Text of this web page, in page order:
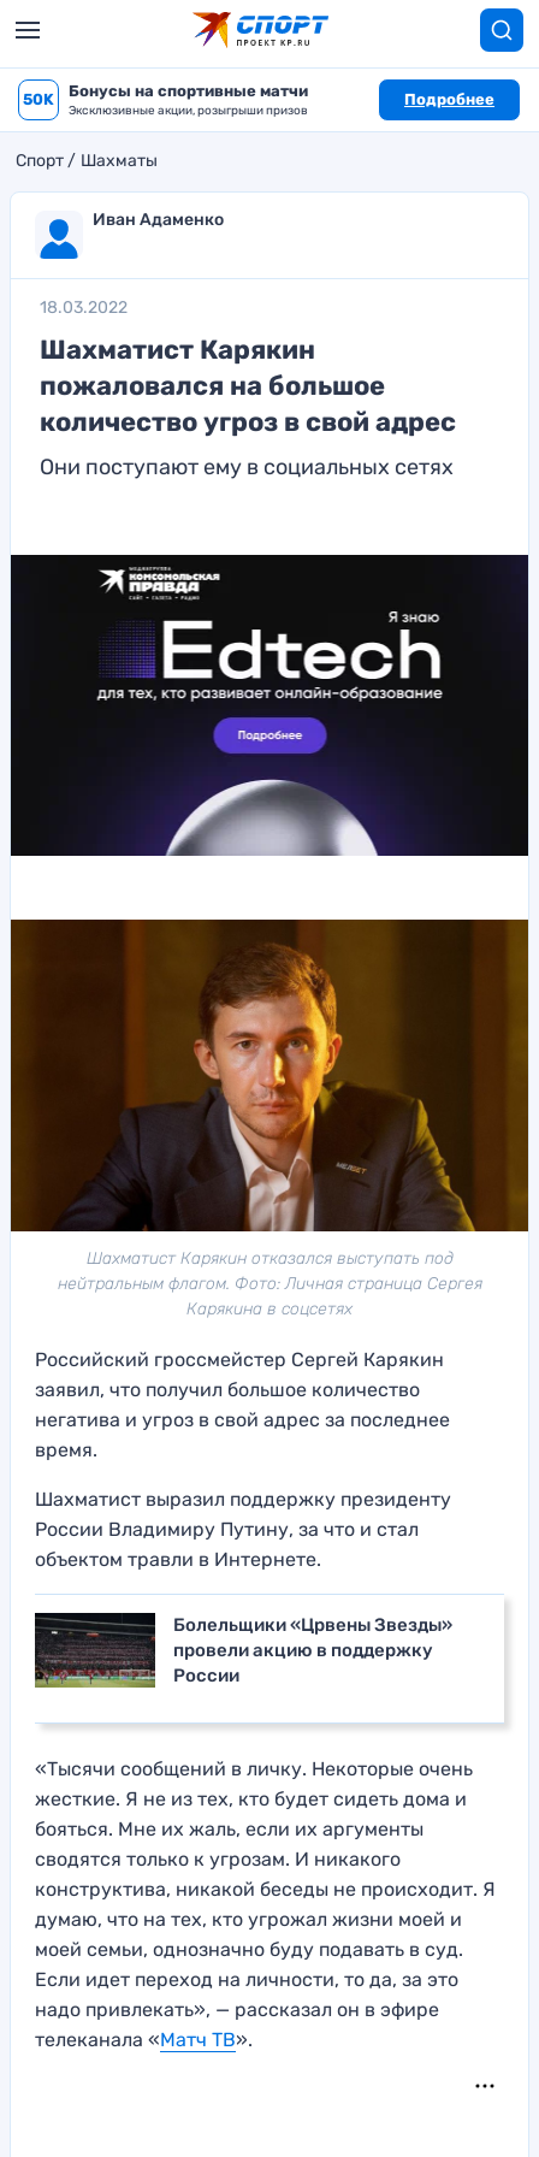
50K Бонусы на спортивные матчи
Эксклюзивные акции, розыгрыши призов
Подробнее
Спорт Шахматы
Иван Адаменко
18.03.2022
Шахматист Карякин
пожаловался на большое
количество угроз в свой адрес
Они поступают ему в социальных сетях
Шахматист Карякин отказался выступать под
нейтральным флагом. Фото: Личная страница Сергея
Карякина в соцсетях
Российский гроссмейстер Сергей Карякин
заявил, что получил большое количество
негатива и угроз в свой адрес за последнее
время.
Шахматист выразил поддержку президенту
России Владимиру Путину, за что и стал
объектом травли в Интернете.
Болельщики «Црвены Звезды»
провели акцию в поддержку
России
«Тысячи сообщений в личку. Некоторые очень
жесткие. Я не из тех, кто будет сидеть дома и
бояться. Мне их жаль, если их аргументы
сводятся только к угрозам. И никакого
конструктива, никакой беседы не происходит. Я
думаю, что на тех, кто угрожал жизни моей и
моей семьи, однозначно буду подавать в суд.
Если идет переход на личности, то да, за это
надо привлекать», — рассказал он в эфире
телеканала «Матч ТВ».